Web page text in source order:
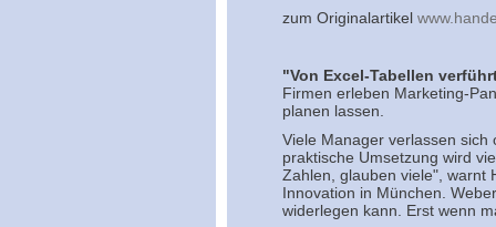
zum Originalartikel
"Von Excel-Tabellen
Firmen erleben Marketing-
planen lassen.
Viele Manager verlassen sich
praktische Umsetzung wird
Zahlen, glauben viele", warnt
Innovation in München.
widerlegen kann. Erst wenn